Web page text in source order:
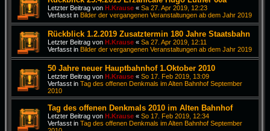
Letzter Beitrag von H.Krause « Sa 27. Apr 2019, 12:23
Verfasst in Bilder der vergangenen Veranstaltungen ab dem Jahr 2019
Rückblick 1.2.2019 Zusatztermin 180 Jahre Staatsbahn
Letzter Beitrag von H.Krause « Sa 27. Apr 2019, 12:11
Verfasst in Bilder der vergangenen Veranstaltungen ab dem Jahr 2019
50 Jahre neuer Hauptbahnhof 1.Oktober 2010
Letzter Beitrag von H.Krause « So 17. Feb 2019, 13:09
Verfasst in Tag des offenen Denkmals im Alten Bahnhof September
2010
Tag des offenen Denkmals 2010 im Alten Bahnhof
Letzter Beitrag von H.Krause « So 17. Feb 2019, 12:34
Verfasst in Tag des offenen Denkmals im Alten Bahnhof September